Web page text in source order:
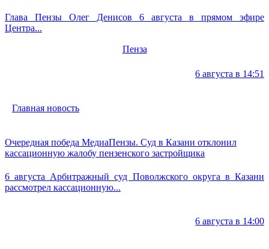
Глава Пензы Олег Денисов 6 августа в прямом эфире
Центра...
Пенза
6 августа в 14:51
Главная новость
Очередная победа МедиаПензы. Суд в Казани отклонил
кассационную жалобу пензенского застройщика
6 августа Арбитражный суд Поволжского округа в Казани
рассмотрел кассационную...
6 августа в 14:00